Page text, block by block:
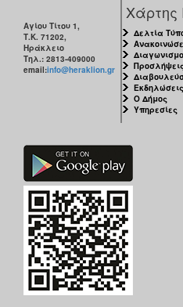
Αγίου Τίτου 1,
Τ.Κ. 71202,
Ηράκλειο
Τηλ.: 2813-409000
email:info@heraklion.gr
Χάρτης
Δελτία
Προσλήψεις
Εκδηλώσεις
Ο Δήμος
Υπηρεσίες